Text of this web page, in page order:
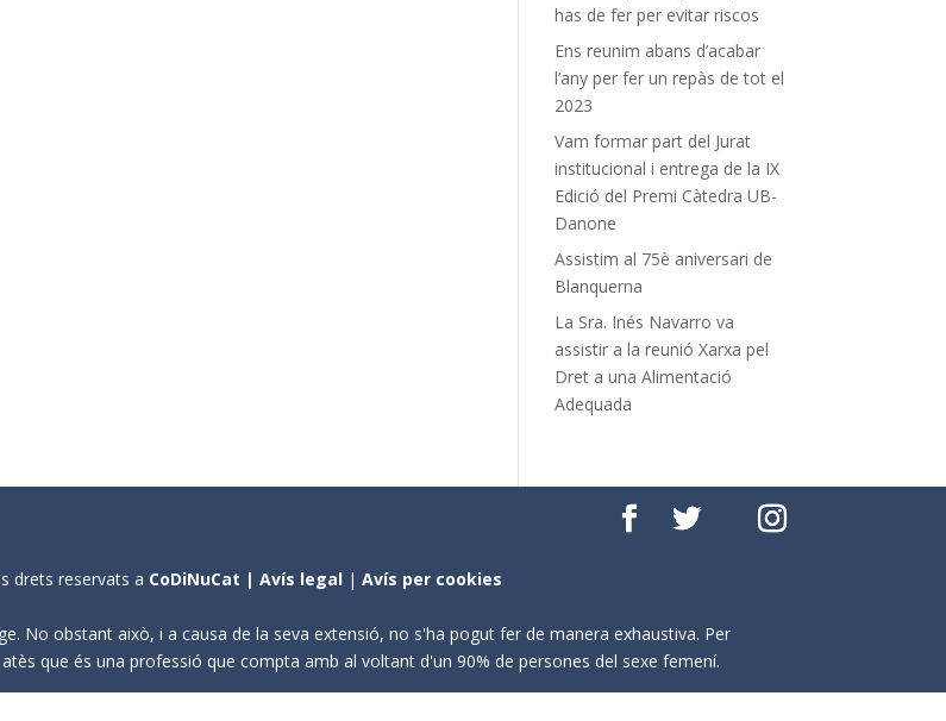
has de fer per evitar riscos
Ens reunim abans d’acabar
l’any per fer un repàs de tot el
2023
Vam formar part del Jurat
institucional i entrega de la IX
Edició del Premi Càtedra UB-
Danone
Assistim al 75è aniversari de
Blanquerna
La Sra. Inés Navarro va
assistir a la reunió Xarxa pel
Dret a una Alimentació
Adequada
drets reservats a CoDiNuCat |Avís legal |Avís per cookies
No obstant això, i a causa de la seva extensió, no s'ha pogut fer de manera exhaustiva. Per
que és una professió que compta amb al voltant d'un 90% de persones del sexe femení.